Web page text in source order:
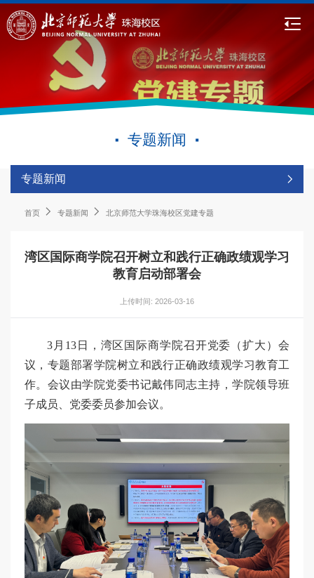
专题新闻
专题新闻
首页 专题新闻 北京师范大学珠海校区党建专题
湾区国际商学院召开树立和践行正确政绩观学习
教育启动部署会
上传时间: 2026-03-16
3月13日，湾区国际商学院召开党委（扩大）会
议，专题部署学院树立和践行正确政绩观学习教育工
作。会议由学院党委书记戴伟同志主持，学院领导班
子成员、党委委员参加会议。